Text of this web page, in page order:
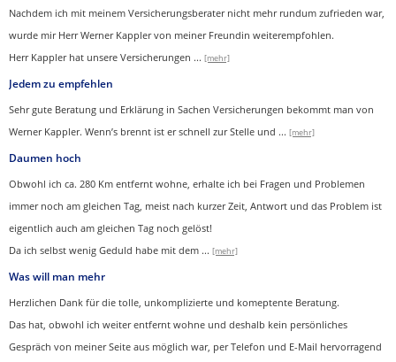
Nachdem ich mit meinem Versicherungsberater nicht mehr rundum zufrieden war,
wurde mir Herr Werner Kappler von meiner Freundin weiterempfohlen.
Herr Kappler hat unsere Versicherungen ... [mehr]
Jedem zu empfehlen
Sehr gute Beratung und Erklärung in Sachen Versicherungen bekommt man von
Werner Kappler. Wenn’s brennt ist er schnell zur Stelle und ... [mehr]
Daumen hoch
Obwohl ich ca. 280 Km entfernt wohne, erhalte ich bei Fragen und Problemen
immer noch am gleichen Tag, meist nach kurzer Zeit, Antwort und das Problem ist
eigentlich auch am gleichen Tag noch gelöst!
Da ich selbst wenig Geduld habe mit dem ... [mehr]
Was will man mehr
Herzlichen Dank für die tolle, unkomplizierte und komeptente Beratung.
Das hat, obwohl ich weiter entfernt wohne und deshalb kein persönliches
Gespräch von meiner Seite aus möglich war, per Telefon und E-Mail hervorragend